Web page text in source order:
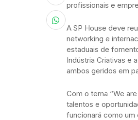
profissionais e
A SP House deve
networking e
estaduais de
Indústria Criativas e
ambos geridos em
Com o tema “We
talentos e
funcionará como